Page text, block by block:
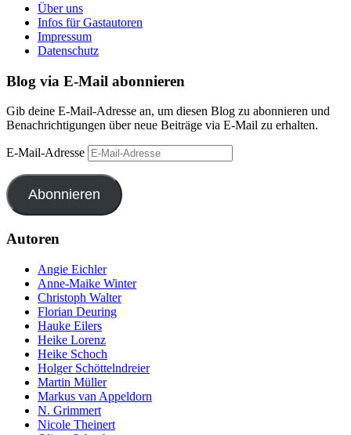
Über uns
Infos für Gastautoren
Impressum
Datenschutz
Blog via E-Mail abonnieren
Gib deine E-Mail-Adresse an, um diesen Blog zu abonnieren und
Benachrichtigungen über neue Beiträge via E-Mail zu erhalten.
E-Mail-Adresse
Abonnieren
Autoren
Angie Eichler
Anne-Maike Winter
Christoph Walter
Florian Deuring
Hauke Eilers
Heike Lorenz
Heike Schoch
Holger Schöttelndreier
Martin Müller
Markus van Appeldorn
N. Grimmert
Nicole Theinert